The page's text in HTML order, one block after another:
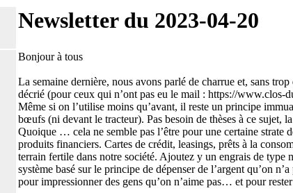
Newsletter du 2023-04-20
Bonjour à tous
La semaine dernière, nous avons parlé de charrue et, sans
décrié (pour ceux qui n’ont pas eu le mail : https://
Même si on l’utilise moins qu’avant, il reste un principe
bœufs (ni devant le tracteur). Pas besoin de thèses à ce sujet,
Quoique … cela ne semble pas l’être pour une certaine strate
produits financiers. Cartes de crédit, leasings, prêts à la
terrain fertile dans notre société. Ajoutez y un engrais de
système basé sur le principe de dépenser de l’argent qu’on
pour impressionner des gens qu’on n’aime pas… et pour